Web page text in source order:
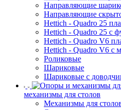
Направляющие
Направляющие
Hettich - Quadro 25
Hettich - Quadro 25 с
Hettich - Quadro V6
Hettich - Quadro V6 с
Роликовые
Шариковые
Шариковые с
механизмы для столов
Механизмы для